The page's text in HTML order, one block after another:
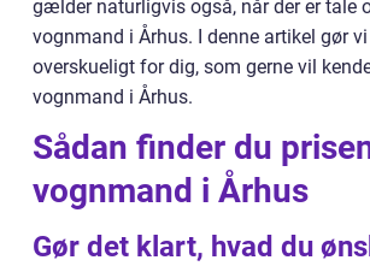
gælder naturligvis også, når der er tale
vognmand i Århus. I denne artikel gør
overskueligt for dig, som gerne vil
vognmand i Århus.
Sådan finder du
vognmand i Århus
Gør det klart, hvad du